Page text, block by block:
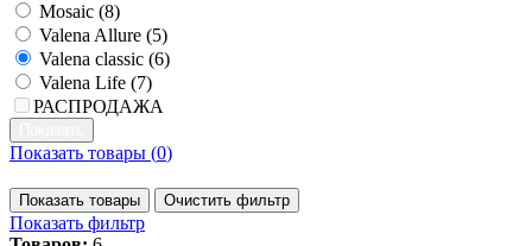
Mosaic (8)
Valena Allure (5)
Valena classic (6)
Valena Life (7)
РАСПРОДАЖА
Показать товары (0)
Показать товары Очистить фильтр
Показать фильтр